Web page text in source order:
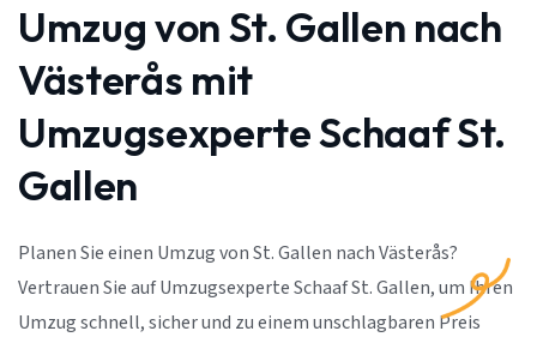
Umzug von St. Gallen nach
Västerås mit
Umzugsexperte Schaaf St.
Gallen
Planen Sie einen Umzug von St. Gallen nach Västerås?
Vertrauen Sie auf Umzugsexperte Schaaf St. Gallen, um Ihren
Umzug schnell, sicher und zu einem unschlagbaren Preis